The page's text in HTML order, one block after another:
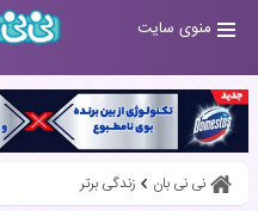
منوی سایت
نی نی بان زندگی برتر